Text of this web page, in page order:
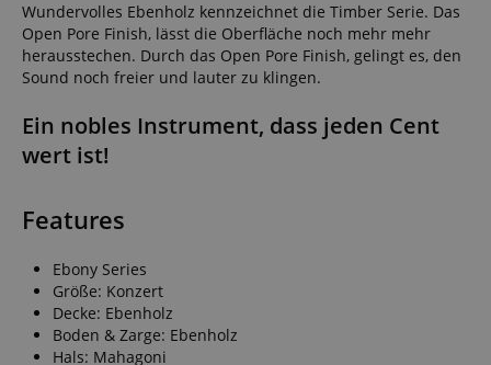
Wundervolles Ebenholz kennzeichnet die Timber Serie. Das
Open Pore Finish, lässt die Oberfläche noch mehr mehr
herausstechen. Durch das Open Pore Finish, gelingt es, den
Sound noch freier und lauter zu klingen.
Ein nobles Instrument, dass jeden Cent
wert ist!
Features
Ebony Series
Größe: Konzert
Decke: Ebenholz
Boden & Zarge: Ebenholz
Hals: Mahagoni